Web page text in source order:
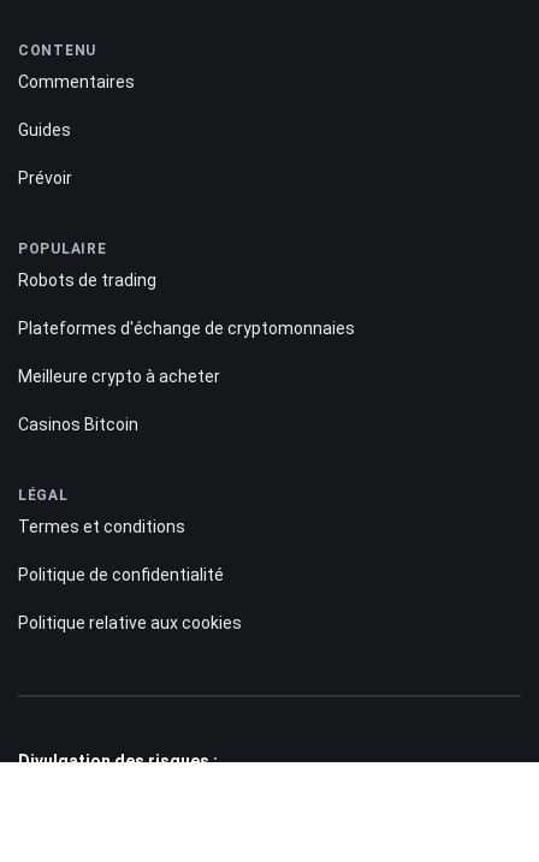
CONTENU
Commentaires
Guides
Prévoir
POPULAIRE
Robots de trading
Plateformes d'échange de cryptomonnaies
Meilleure crypto à acheter
Casinos Bitcoin
LÉGAL
Termes et conditions
Politique de confidentialité
Politique relative aux cookies
Divulgation des risques :